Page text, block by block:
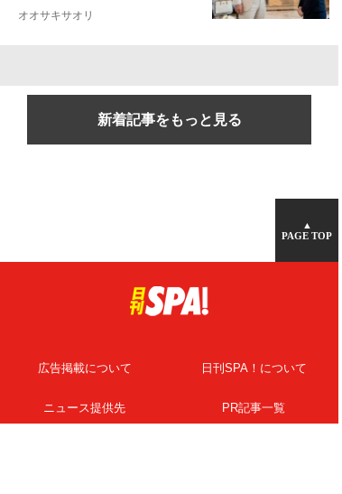
オオサキサオリ
新着記事をもっと見る
▲
PAGE TOP
広告掲載について 日刊SPA！について
ニュース提供先 PR記事一覧